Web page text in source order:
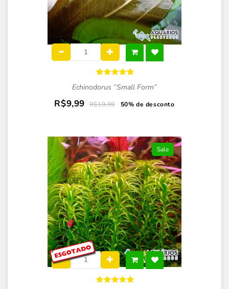
Echinodorus “Small Form”
R$9,99 R$19,99 50% de desconto
Sale